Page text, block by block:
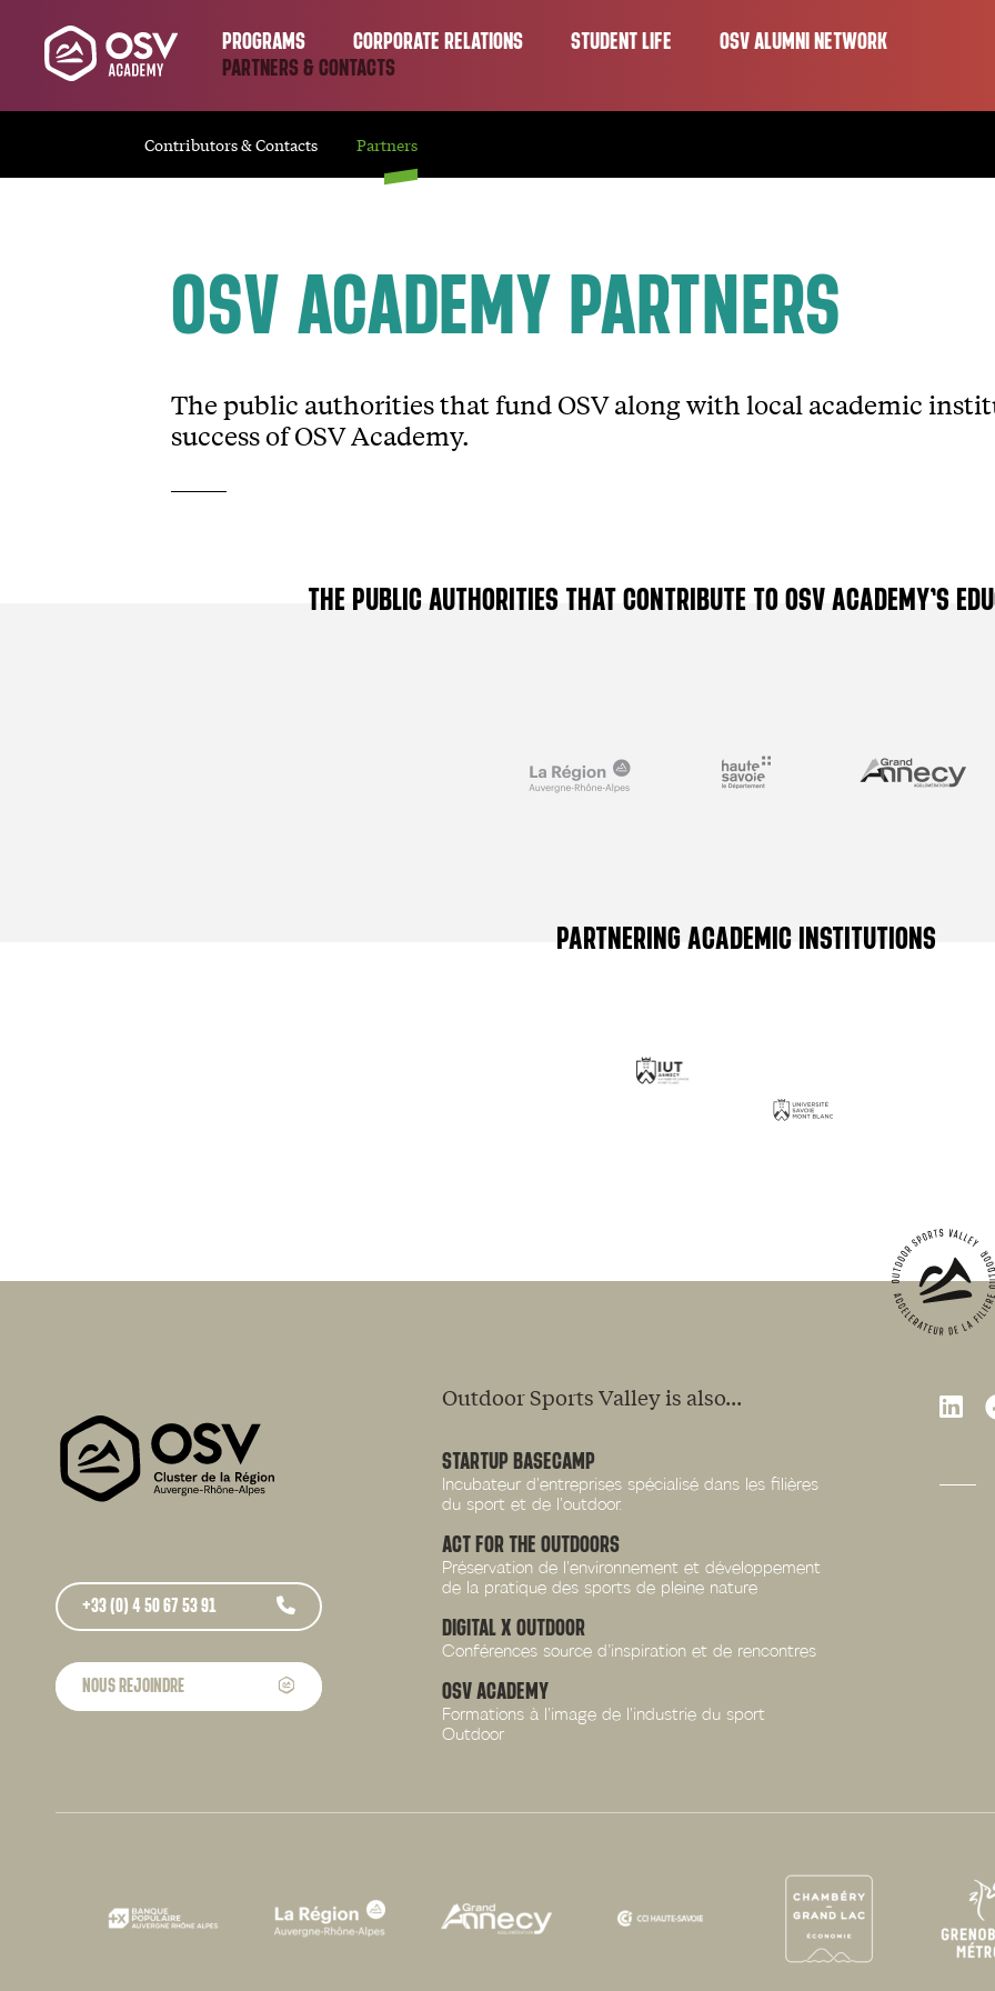
PROGRAMS CORPORATE RELATIONS STUDENT LIFE
OSV ALUMNI NETWORK
PARTNERS & CONTACTS
Contributors & Contacts Partners
OSV ACADEMY PARTNERS
The public authorities that fund OSV along with local academic
success of OSV Academy.
THE PUBLIC AUTHORITIES THAT CONTRIBUTE TO OSV ACADEMY’S
PARTNERING ACADEMIC INSTITUTIONS
+33 (0) 4 50 67 53 91
NOUS REJOINDRE
Outdoor Sports Valley is also...
STARTUP BASECAMP
Incubateur d'entreprises spécialisé dans les filières
du sport et de l'outdoor.
ACT FOR THE OUTDOORS
Préservation de l'environnement et développement
de la pratique des sports de pleine nature
DIGITAL X OUTDOOR
Conférences source d’inspiration et de rencontres
OSV ACADEMY
Formations à l'image de l'industrie du sport
Outdoor